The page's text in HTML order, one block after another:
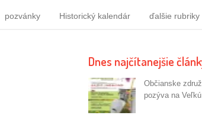
pozvánky Historický kalendár ďalšie rubriky
Dnes najčítanejšie
Občianske
pozýva na